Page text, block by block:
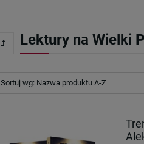
Lektury na Wielki
Sortuj wg: Nazwa produktu A-Z